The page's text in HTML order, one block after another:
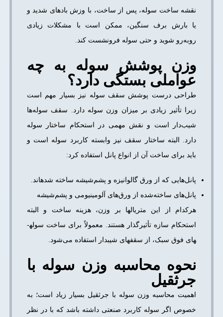
نقشه ساخت سوله، پس از ساخت، با وزش بادهای شدید و
یا بارش برف سنگین، ممکن است با مشکلات زیادی
روبه‌رو شوید و حتی سوله فرونشست کند.
وزن پوشش سوله به چه
عواملی بستگی دارد؟
طراحی درست پوشش سقف سوله نیز بسیار مهم است
زیرا تأثیر زیادی بر میزان وزن سوله دارد. سقف سوله‌ها
شیب‌دار است و نقش مهمی در استحکام ساختار سوله
دارد. البته ساختار سقف نیز وابسته کاربرد سوله است و
باید برای ساخت آن از انواع پانل استفاده کرد:
پانل­‌هایی که از ورق گالوانیزه و پشم‌شیشه ساخته شده­اند.
پانل‌های ساخته‌شده از ورق‌های آلومینیومی و پشم‌شیشه
هرکدام از این متریال­ها بر وزن، هزینه ساخت و البته
استحکام سازه تأثیرگذار هستند. معمولاً برای ساخت سوله­
های فوق سبک، از سقف­های شیب­دار استفاده می‌شود.
نحوه محاسبه وزن سوله با
جرثقیل
اهمیت محاسبه وزن سوله با جرثقیل بسیار زیاد است؛ به
خصوص اگر سوله کاربرد صنعتی داشته باشد که با در نظر